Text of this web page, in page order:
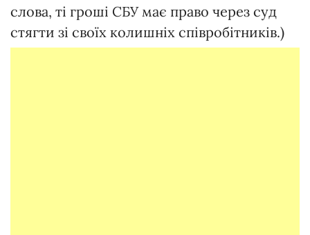
слова, ті гроші СБУ має право через суд
стягти зі своїх колишніх співробітників.)